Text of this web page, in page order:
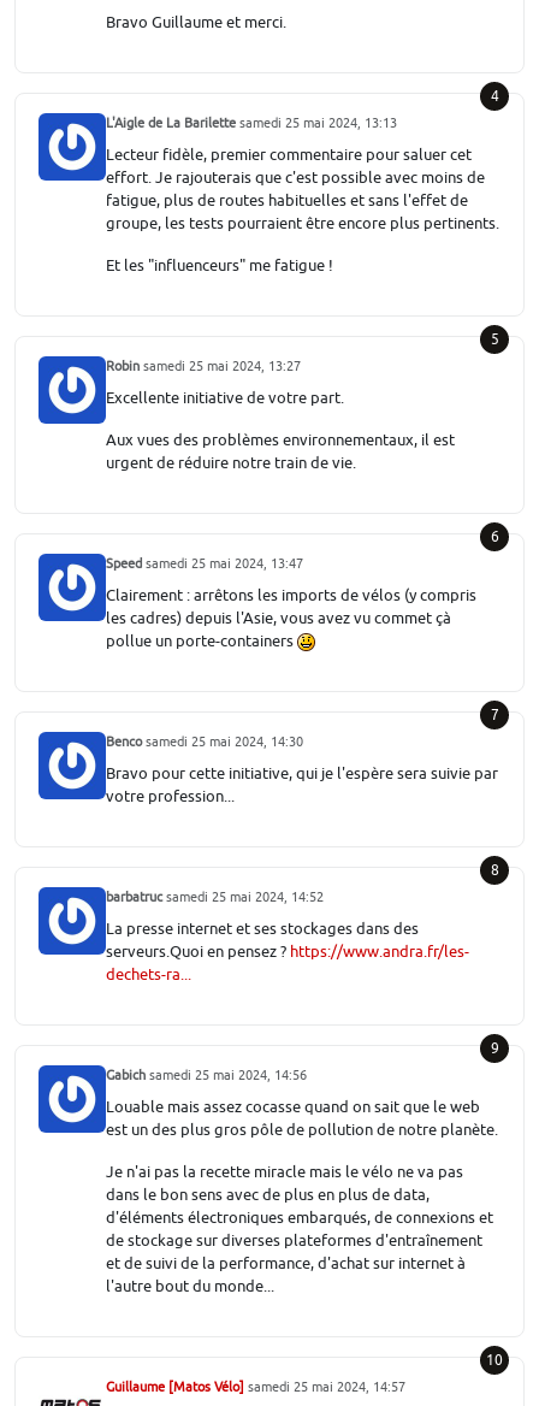
Bravo Guillaume et merci.
4
L'Aigle de La Barilette samedi 25 mai 2024, 13:13
Lecteur fidèle, premier commentaire pour saluer cet
effort. Je rajouterais que c'est possible avec moins de
fatigue, plus de routes habituelles et sans l'effet de
groupe, les tests pourraient être encore plus pertinents.
Et les "influenceurs" me fatigue !
5
Robin samedi 25 mai 2024, 13:27
Excellente initiative de votre part.
Aux vues des problèmes environnementaux, il est
urgent de réduire notre train de vie.
6
Speed samedi 25 mai 2024, 13:47
Clairement : arrêtons les imports de vélos (y compris
les cadres) depuis l'Asie, vous avez vu commet çà
pollue un porte-containers
7
Bencosamedi 25 mai 2024, 14:30
Bravo pour cette initiative, qui je l'espère sera suivie par
votre profession...
8
barbatrucsamedi 25 mai 2024, 14:52
La presse internet et ses stockages dans des
serveurs.Quoi en pensez ? https://www.andra.fr/les-
dechets-ra...
9
Gabich samedi 25 mai 2024, 14:56
Louable mais assez cocasse quand on sait que le web
est un des plus gros pôle de pollution de notre planète.
Je n'ai pas la recette miracle mais le vélo ne va pas
dans le bon sens avec de plus en plus de data,
d'éléments électroniques embarqués, de connexions et
de stockage sur diverses plateformes d'entraînement
et de suivi de la performance, d'achat sur internet à
l'autre bout du monde...
10
Guillaume [Matos Vélo] samedi 25 mai 2024, 14:57